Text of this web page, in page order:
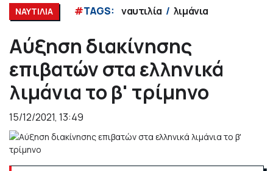
ΝΑΥΤΙΛΙΑ #TAGS: ναυτιλία λιμάνια
Αύξηση διακίνησης
επιβατών στα ελληνικά
λιμάνια το β' τρίμηνο
15/12/2021, 13:49